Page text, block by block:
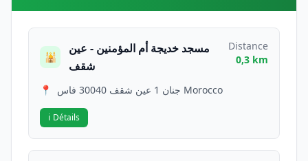
🕌
مسجد خديجة أم المؤمنين - عين
شقف
Distance
0,3 km
📍 جنان 1 عين شقف 30040 فاس Morocco
ℹ️ Détails